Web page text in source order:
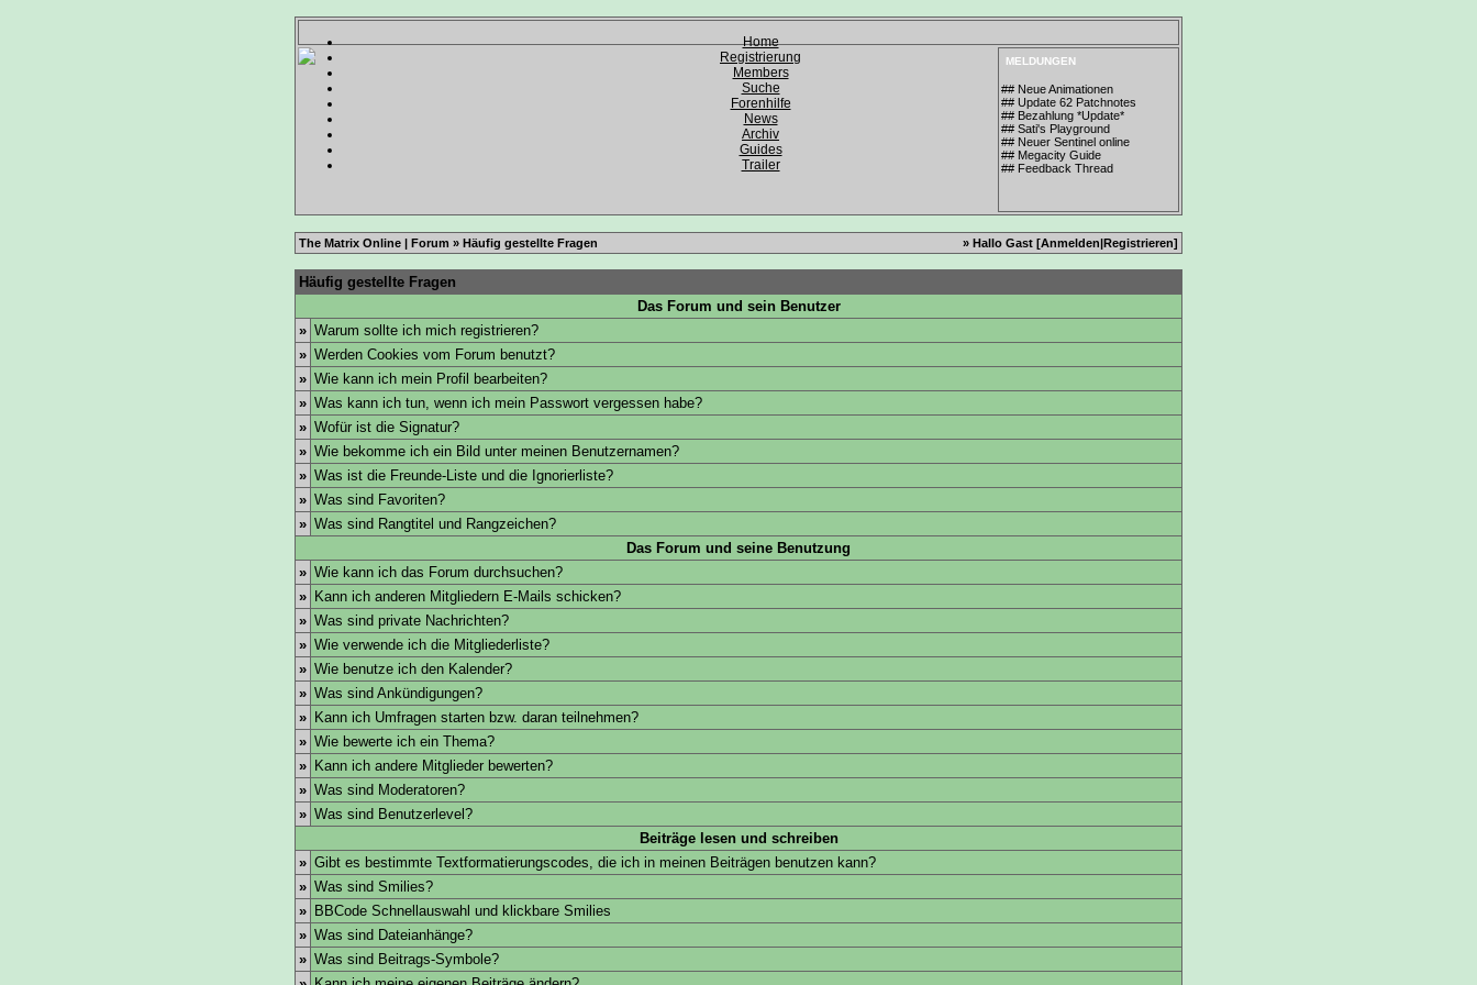
Home
Registrierung
Members
Suche
Forenhilfe
News
Archiv
Guides
Trailer
MELDUNGEN
## Neue Animationen
## Update 62 Patchnotes
## Bezahlung *Update*
## Sati's Playground
## Neuer Sentinel online
## Megacity Guide
## Feedback Thread
The Matrix Online | Forum » Häufig gestellte Fragen » Hallo Gast [Anmelden|Registrieren]
Häufig gestellte Fragen
Das Forum und sein Benutzer
» Warum sollte ich mich registrieren?
» Werden Cookies vom Forum benutzt?
» Wie kann ich mein Profil bearbeiten?
» Was kann ich tun, wenn ich mein Passwort vergessen habe?
» Wofür ist die Signatur?
» Wie bekomme ich ein Bild unter meinen Benutzernamen?
» Was ist die Freunde-Liste und die Ignorierliste?
» Was sind Favoriten?
» Was sind Rangtitel und Rangzeichen?
Das Forum und seine Benutzung
» Wie kann ich das Forum durchsuchen?
» Kann ich anderen Mitgliedern E-Mails schicken?
» Was sind private Nachrichten?
» Wie verwende ich die Mitgliederliste?
» Wie benutze ich den Kalender?
» Was sind Ankündigungen?
» Kann ich Umfragen starten bzw. daran teilnehmen?
» Wie bewerte ich ein Thema?
» Kann ich andere Mitglieder bewerten?
» Was sind Moderatoren?
» Was sind Benutzerlevel?
Beiträge lesen und schreiben
» Gibt es bestimmte Textformatierungscodes, die ich in meinen Beiträgen benutzen kann?
» Was sind Smilies?
» BBCode Schnellauswahl und klickbare Smilies
» Was sind Dateianhänge?
» Was sind Beitrags-Symbole?